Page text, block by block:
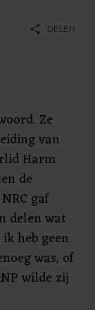
share DELEN
Ze
van
Harm
de
gaf
delen wat
heb geen
was, of
wilde zij